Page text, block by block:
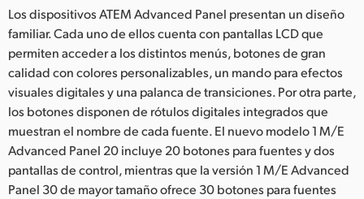
Sweden
Chinese Taipei
Turkey
UAE
Ukraine
United Kingdom
Los dispositivos ATEM Advanced Panel presentan un diseño
familiar. Cada uno de ellos cuenta con pantallas LCD que
permiten acceder a los distintos menús, botones de gran
calidad con colores personalizables, un mando para efectos
visuales digitales y una palanca de transiciones. Por otra parte,
los botones disponen de rótulos digitales integrados que
muestran el nombre de cada fuente. El nuevo modelo 1 M/E
Advanced Panel 20 incluye 20 botones para fuentes y dos
pantallas de control, mientras que la versión 1 M/E Advanced
Panel 30 de mayor tamaño ofrece 30 botones para fuentes